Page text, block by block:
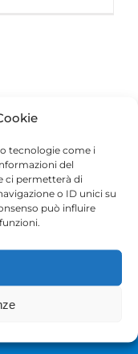
tecnologie come i
del
ci permetterà di
o ID unici su
può influire